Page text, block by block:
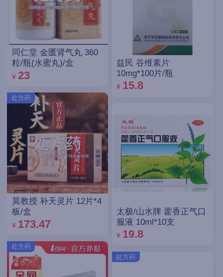
同仁堂 金匮肾气丸 360
粒/瓶(水蜜丸)/盒
¥ 23
处方药
莫教授 补天灵片 12片*4
板/盒
¥ 173.47
处方药
益民 谷维素片
10mg*100片/瓶
¥ 15.8
太极/山水牌 藿香正气口
服液 10ml*10支
¥ 19.8
处方药